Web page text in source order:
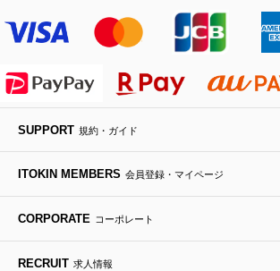
MK MICHEL KLEIN BAG
HIROKO KOSHINO
ライダースジャケット
デニムジャケット
ダウンジャケット・コート
ハンカチ・バンダナ
手袋
チャーム・ストラップ
バックパック・リュック
ボディバッグ・メッセンジャーバッグ
トラベルバッグ
フラットシューズ
ローファー
ドレスシューズ
カサブランカ・カラー
ラナンキュラス
ポプリアレンジ＆フレグランス
SUPPORT 規約・ガイド
ITOKIN MEMBERS 会員登録・マイページ
CORPORATE コーポレート
RECRUIT 求人情報